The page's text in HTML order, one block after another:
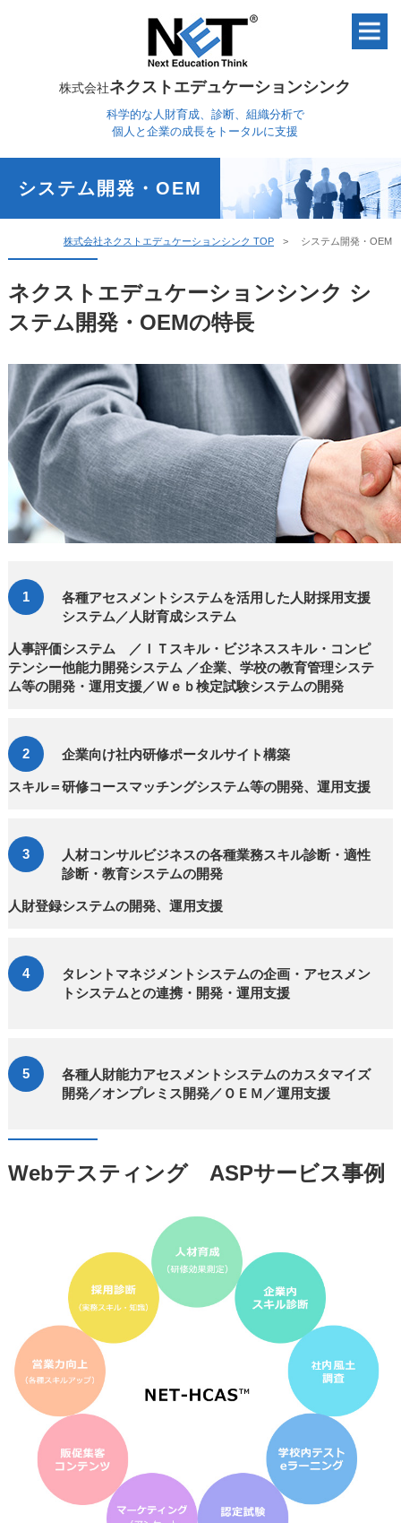
株式会社ネクストエデュケーションシンク
科学的な人財育成、診断、組織分析で
個人と企業の成長をトータルに支援
システム開発・OEM
株式会社ネクストエデュケーションシンク TOP システム開発・OEM
ネクストエデュケーションシンク シ
ステム開発・OEMの特長
各種アセスメントシステムを活用した人財採用支援
システム／人財育成システム
人事評価システム ／ＩＴスキル・ビジネススキル・コンピ
テンシー他能力開発システム ／企業、学校の教育管理システ
ム等の開発・運用支援／Ｗｅｂ検定試験システムの開発
企業向け社内研修ポータルサイト構築
スキル＝研修コースマッチングシステム等の開発、運用支援
人材コンサルビジネスの各種業務スキル診断・適性
診断・教育システムの開発
人財登録システムの開発、運用支援
タレントマネジメントシステムの企画・アセスメン
トシステムとの連携・開発・運用支援
各種人財能力アセスメントシステムのカスタマイズ
開発／オンプレミス開発／ＯＥＭ／運用支援
Webテスティング ASPサービス事例